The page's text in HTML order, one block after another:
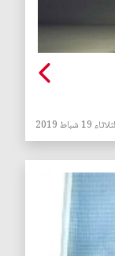
19 شباط 2019